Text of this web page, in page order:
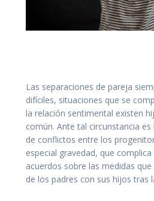
Las separaciones de pareja
difíciles, situaciones que se
la relación sentimental existen
común. Ante tal circunstancia
de conflictos entre los
especial gravedad, que
acuerdos sobre las medidas
de los padres con sus hijos tras